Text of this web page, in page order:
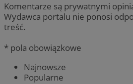
Komentarze są prywatnymi
Wydawca portalu nie ponosi
treść.
* pola obowiązkowe
Najnowsze
Popularne